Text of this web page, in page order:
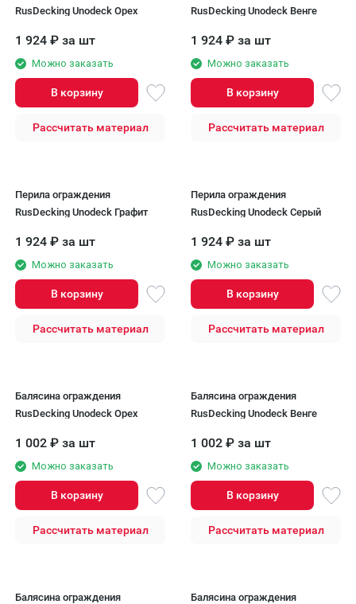
RusDecking Unodeck Орех
1 924 ₽ за шт
Можно заказать
В корзину
Рассчитать материал
RusDecking Unodeck Венге
1 924 ₽ за шт
Можно заказать
В корзину
Рассчитать материал
Перила ограждения
RusDecking Unodeck Графит
1 924 ₽ за шт
Можно заказать
В корзину
Рассчитать материал
Перила ограждения
RusDecking Unodeck Серый
1 924 ₽ за шт
Можно заказать
В корзину
Рассчитать материал
Балясина ограждения
RusDecking Unodeck Орех
1 002 ₽ за шт
Можно заказать
В корзину
Рассчитать материал
Балясина ограждения
RusDecking Unodeck Венге
1 002 ₽ за шт
Можно заказать
В корзину
Рассчитать материал
Балясина ограждения
Балясина ограждения